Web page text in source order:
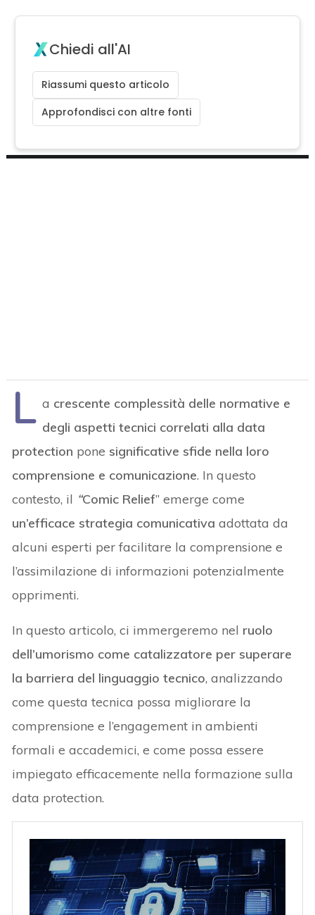
Chiedi all'AI
Riassumi questo articolo
Approfondisci con altre fonti
L a crescente complessità delle normative e
degli aspetti tecnici correlati alla data
protection pone significative sfide nella loro
comprensione e comunicazione. In questo
contesto, il “Comic Relief” emerge come
un’efficace strategia comunicativa adottata da
alcuni esperti per facilitare la comprensione e
l’assimilazione di informazioni potenzialmente
opprimenti.
In questo articolo, ci immergeremo nel ruolo
dell’umorismo come catalizzatore per superare
la barriera del linguaggio tecnico, analizzando
come questa tecnica possa migliorare la
comprensione e l’engagement in ambienti
formali e accademici, e come possa essere
impiegato efficacemente nella formazione sulla
data protection.